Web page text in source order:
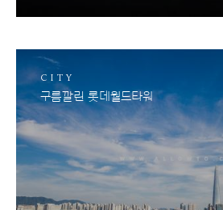
CITY
구름깔린 롯데월드타워